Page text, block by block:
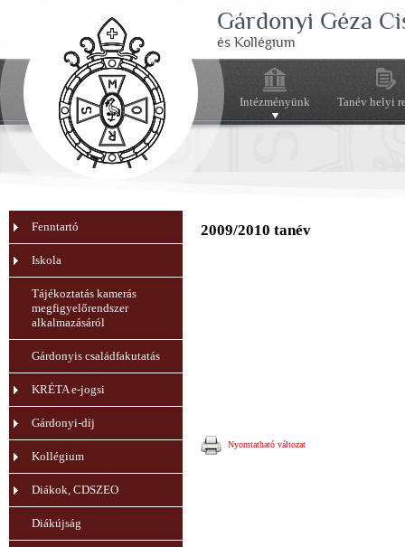
Gárdonyi Géza
és Kollégium
Intézményünk Tanév helyi
Fenntartó
Iskola
Tájékoztatás kamerás
megfigyelőrendszer
alkalmazásáról
Gárdonyis családfakutatás
KRÉTA e-jogsi
Gárdonyi-díj
Kollégium
Diákok, CDSZEO
Diákújság
2009/2010 tanév
Nyomtatható változat